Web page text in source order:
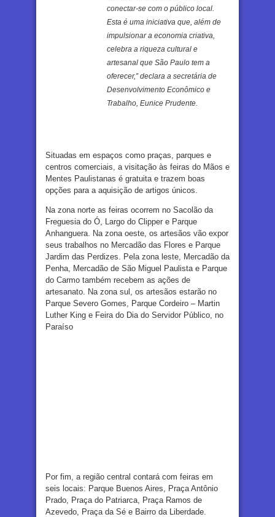
conectar-se com o público local.
Esta é uma iniciativa que, além de
impulsionar a economia criativa,
celebra a riqueza cultural e
artesanal que São Paulo tem a
oferecer,” declara a secretária de
Desenvolvimento Econômico e
Trabalho, Eunice Prudente.
Situadas em espaços como praças, parques e
centros comerciais, a visitação às feiras do Mãos e
Mentes Paulistanas é gratuita e trazem boas
opções para a aquisição de artigos únicos.
Na zona norte as feiras ocorrem no Sacolão da
Freguesia do Ó, Largo do Clipper e Parque
Anhanguera. Na zona oeste, os artesãos vão expor
seus trabalhos no Mercadão das Flores e Parque
Jardim das Perdizes. Pela zona leste, Mercadão da
Penha, Mercadão de São Miguel Paulista e Parque
do Carmo também recebem as ações de
artesanato. Na zona sul, os artesãos estarão no
Parque Severo Gomes, Parque Cordeiro – Martin
Luther King e Feira do Dia do Servidor Público, no
Paraíso
Por fim, a região central contará com feiras em
seis locais: Parque Buenos Aires, Praça Antônio
Prado, Praça do Patriarca, Praça Ramos de
Azevedo, Praça da Sé e Bairro da Liberdade.